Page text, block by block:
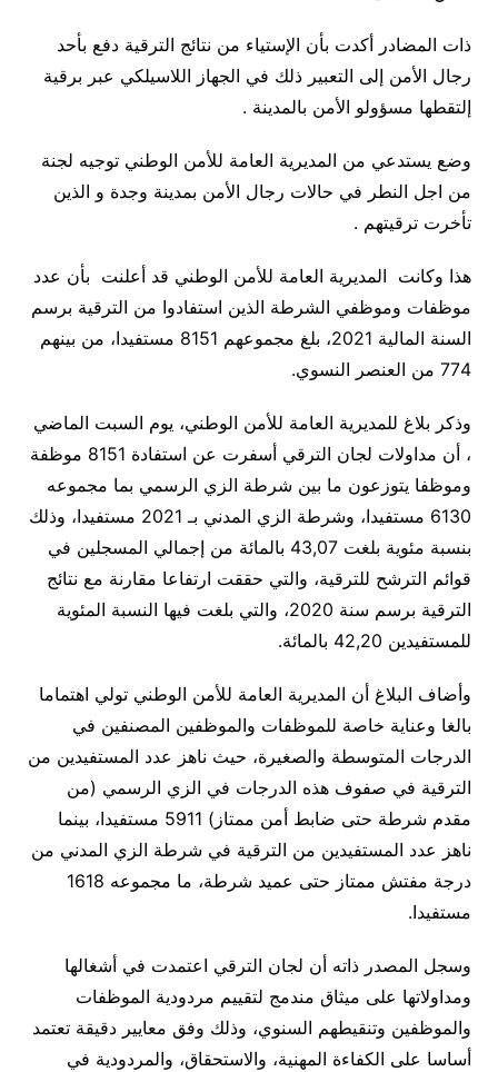
ذات المضادر أكدت بأن الإستياء من نتائج الترقية دفع بأحد
رجال الأمن إلى التعبير ذلك في الجهاز اللاسيلكي عبر برقية
إلتقطها مسؤولو الأمن بالمدينة .
وضع يستدعي من المديرية العامة للأمن الوطني توجيه لجنة
من اجل النطر في حالات رجال الأمن بمدينة وجدة و الذين
تأخرت ترقيتهم .
هذا وكانت المديرية العامة للأمن الوطني قد أعلنت بأن عدد
موظفات وموظفي الشرطة الذين استفادوا من الترقية برسم
السنة المالية 2021، بلغ مجموعهم 8151 مستفيدا، من بينهم
774 من العنصر النسوي.
وذكر بلاغ للمديرية العامة للأمن الوطني، يوم السبت الماضي
، أن مداولات لجان الترقي أسفرت عن استفادة 8151 موظفة
وموظفا يتوزعون ما بين شرطة الزي الرسمي بما مجموعه
6130 مستفيدا، وشرطة الزي المدني بـ 2021 مستفيدا، وذلك
بنسبة مئوية بلغت 43,07 بالمائة من إجمالي المسجلين في
قوائم الترشح للترقية، والتي حققت ارتفاعا مقارنة مع نتائج
الترقية برسم سنة 2020، والتي بلغت فيها النسبة المئوية
للمستفيدين 42,20 بالمائة.
وأضاف البلاغ أن المديرية العامة للأمن الوطني تولي اهتماما
بالغا وعناية خاصة للموظفات والموظفين المصنفين في
الدرجات المتوسطة والصغيرة، حيث ناهز عدد المستفيدين من
الترقية في صفوف هذه الدرجات في الزي الرسمي (من
مقدم شرطة حتى ضابط أمن ممتاز) 5911 مستفيدا، بينما
ناهز عدد المستفيدين من الترقية في شرطة الزي المدني من
درجة مفتش ممتاز حتى عميد شرطة، ما مجموعه 1618
مستفيدا.
وسجل المصدر ذاته أن لجان الترقي اعتمدت في أشغالها
ومداولاتها على ميثاق مندمج لتقييم مردودية الموظفات
والموظفين وتنقيطهم السنوي، وذلك وفق معايير دقيقة تعتمد
أساسا على الكفاءة المهنية، والاستحقاق، والمردودية في